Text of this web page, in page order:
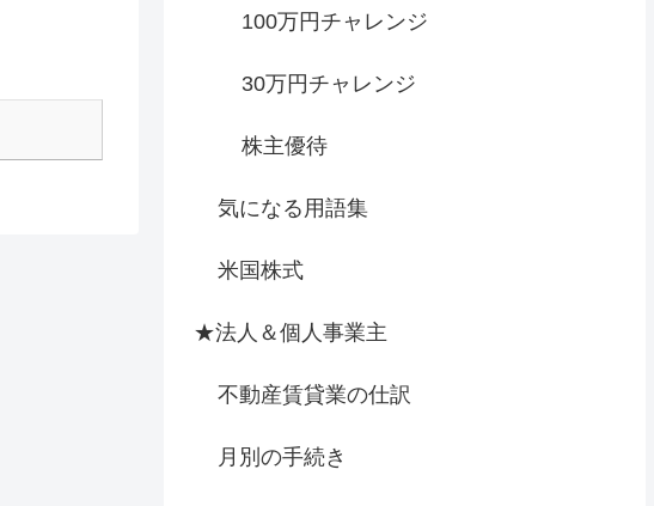
100万円チャレンジ
30万円チャレンジ
株主優待
気になる用語集
米国株式
★法人＆個人事業主
不動産賃貸業の仕訳
月別の手続き